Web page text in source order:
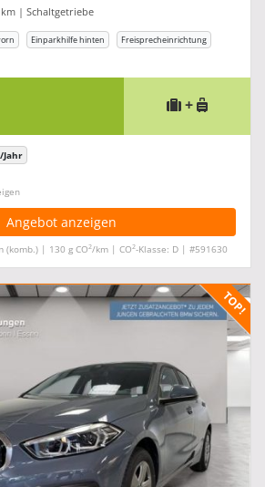
| Schaltgetriebe
Einparkhilfe hinten
Freisprecheinrichtung
+
Jahr
Angebot anzeigen
(komb.) | 130 g CO2/km | CO2-Klasse: D | #591630